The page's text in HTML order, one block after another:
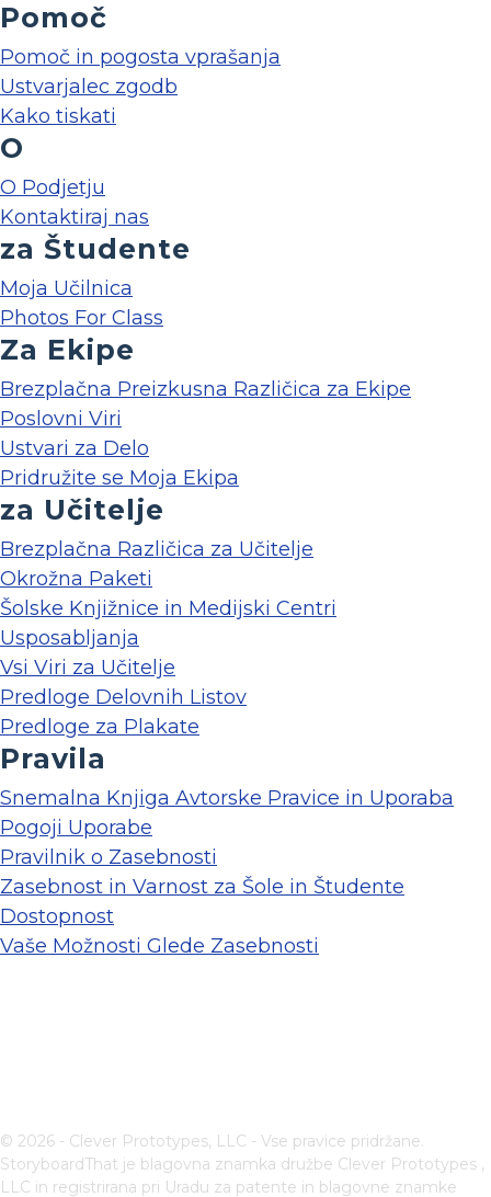
Pomoč
Pomoč in pogosta vprašanja
Ustvarjalec zgodb
Kako tiskati
O
O Podjetju
Kontaktiraj nas
za Študente
Moja Učilnica
Photos For Class
Za Ekipe
Brezplačna Preizkusna Različica za Ekipe
Poslovni Viri
Ustvari za Delo
Pridružite se Moja Ekipa
za Učitelje
Brezplačna Različica za Učitelje
Okrožna Paketi
Šolske Knjižnice in Medijski Centri
Usposabljanja
Vsi Viri za Učitelje
Predloge Delovnih Listov
Predloge za Plakate
Pravila
Snemalna Knjiga Avtorske Pravice in Uporaba
Pogoji Uporabe
Pravilnik o Zasebnosti
Zasebnost in Varnost za Šole in Študente
Dostopnost
Vaše Možnosti Glede Zasebnosti
© 2026 - Clever Prototypes, LLC - Vse pravice pridržane.
StoryboardThat je blagovna znamka družbe Clever Prototypes ,
LLC in registrirana pri Uradu za patente in blagovne znamke